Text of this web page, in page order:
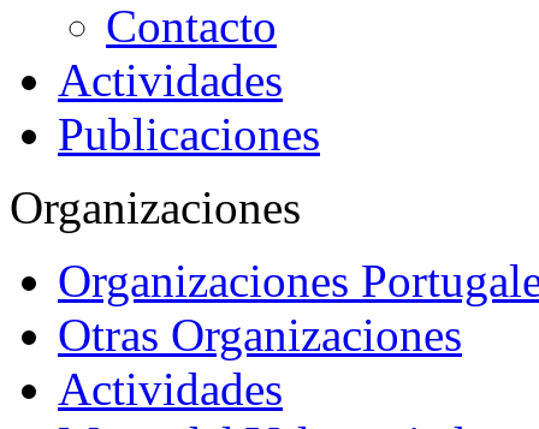
Contacto
Actividades
Publicaciones
Organizaciones
Organizaciones
Otras Organizaciones
Actividades